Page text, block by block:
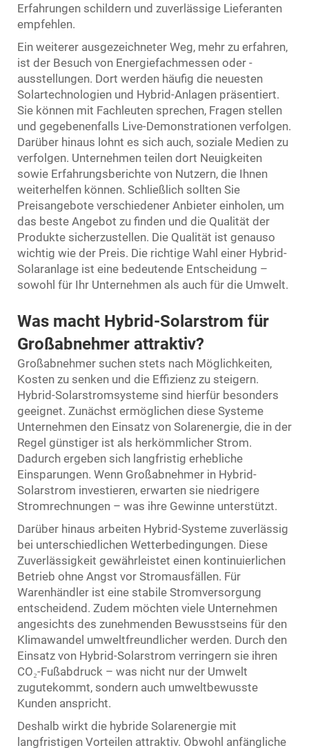
Erfahrungen schildern und zuverlässige Lieferanten
empfehlen.
Ein weiterer ausgezeichneter Weg, mehr zu erfahren,
ist der Besuch von Energiefachmessen oder -
ausstellungen. Dort werden häufig die neuesten
Solartechnologien und Hybrid-Anlagen präsentiert.
Sie können mit Fachleuten sprechen, Fragen stellen
und gegebenenfalls Live-Demonstrationen verfolgen.
Darüber hinaus lohnt es sich auch, soziale Medien zu
verfolgen. Unternehmen teilen dort Neuigkeiten
sowie Erfahrungsberichte von Nutzern, die Ihnen
weiterhelfen können. Schließlich sollten Sie
Preisangebote verschiedener Anbieter einholen, um
das beste Angebot zu finden und die Qualität der
Produkte sicherzustellen. Die Qualität ist genauso
wichtig wie der Preis. Die richtige Wahl einer Hybrid-
Solaranlage ist eine bedeutende Entscheidung –
sowohl für Ihr Unternehmen als auch für die Umwelt.
Was macht Hybrid-Solarstrom für
Großabnehmer attraktiv?
Großabnehmer suchen stets nach Möglichkeiten,
Kosten zu senken und die Effizienz zu steigern.
Hybrid-Solarstromsysteme sind hierfür besonders
geeignet. Zunächst ermöglichen diese Systeme
Unternehmen den Einsatz von Solarenergie, die in der
Regel günstiger ist als herkömmlicher Strom.
Dadurch ergeben sich langfristig erhebliche
Einsparungen. Wenn Großabnehmer in Hybrid-
Solarstrom investieren, erwarten sie niedrigere
Stromrechnungen – was ihre Gewinne unterstützt.
Darüber hinaus arbeiten Hybrid-Systeme zuverlässig
bei unterschiedlichen Wetterbedingungen. Diese
Zuverlässigkeit gewährleistet einen kontinuierlichen
Betrieb ohne Angst vor Stromausfällen. Für
Warenhändler ist eine stabile Stromversorgung
entscheidend. Zudem möchten viele Unternehmen
angesichts des zunehmenden Bewusstseins für den
Klimawandel umweltfreundlicher werden. Durch den
Einsatz von Hybrid-Solarstrom verringern sie ihren
CO₂-Fußabdruck – was nicht nur der Umwelt
zugutekommt, sondern auch umweltbewusste
Kunden anspricht.
Deshalb wirkt die hybride Solarenergie mit
langfristigen Vorteilen attraktiv. Obwohl anfängliche